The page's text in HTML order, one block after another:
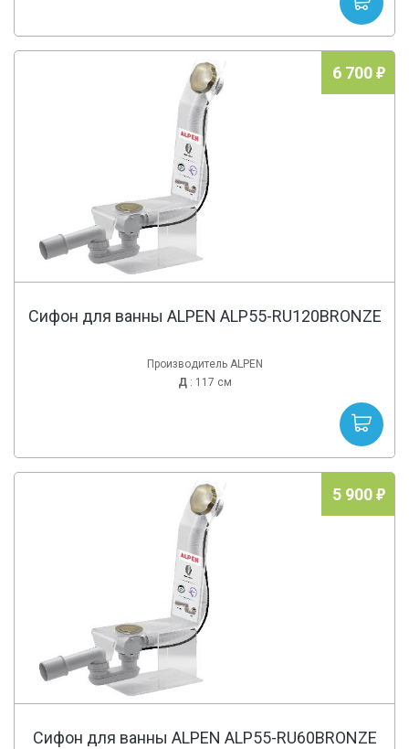
6 700
Сифон для ванны ALPEN ALP55-RU120BRONZE
Производитель ALPEN
Д : 117 см
5 900
Сифон для ванны ALPEN ALP55-RU60BRONZE